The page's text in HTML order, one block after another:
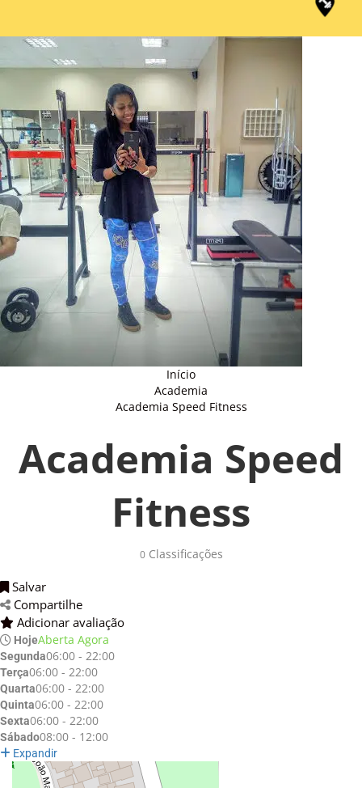
Início
Academia
Academia Speed Fitness
Academia Speed
Fitness
0Classificações
Salvar
Compartilhe
Adicionar avaliação
HojeAberta Agora
Segunda06:00 - 22:00
Terça06:00 - 22:00
Quarta06:00 - 22:00
Quinta06:00 - 22:00
Sexta06:00 - 22:00
Sábado08:00 - 12:00
Expandir